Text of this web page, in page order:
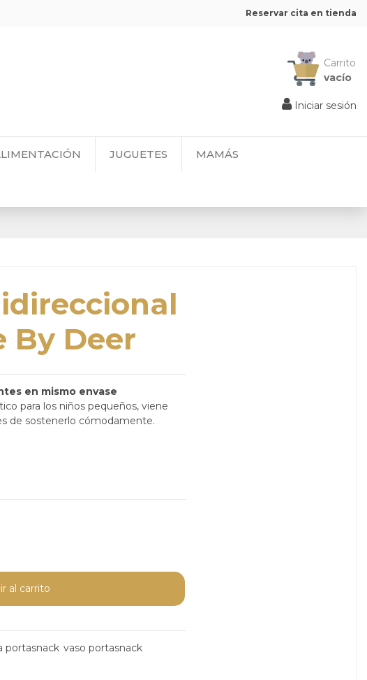
Reservar cita en tienda
Carrito
vacío
Iniciar sesión
JUGUETES MAMÁS
By Deer
en mismo envase
para los niños pequeños, viene
de sostenerlo cómodamente.
al carrito
portasnack vaso portasnack